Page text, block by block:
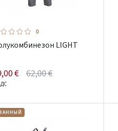
0
LIGHT
€ 62,00 €